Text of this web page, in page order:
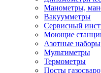
Манометры,
Вакуумметры
Сервисный
Моющие
Азотные наборы
Мультиметры
Термометры
Посты